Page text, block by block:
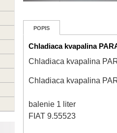
POPIS
Chladiaca kvapalina
Chladiaca kvapalina
Chladiaca kvapalina
balenie 1 liter
FIAT 9.55523